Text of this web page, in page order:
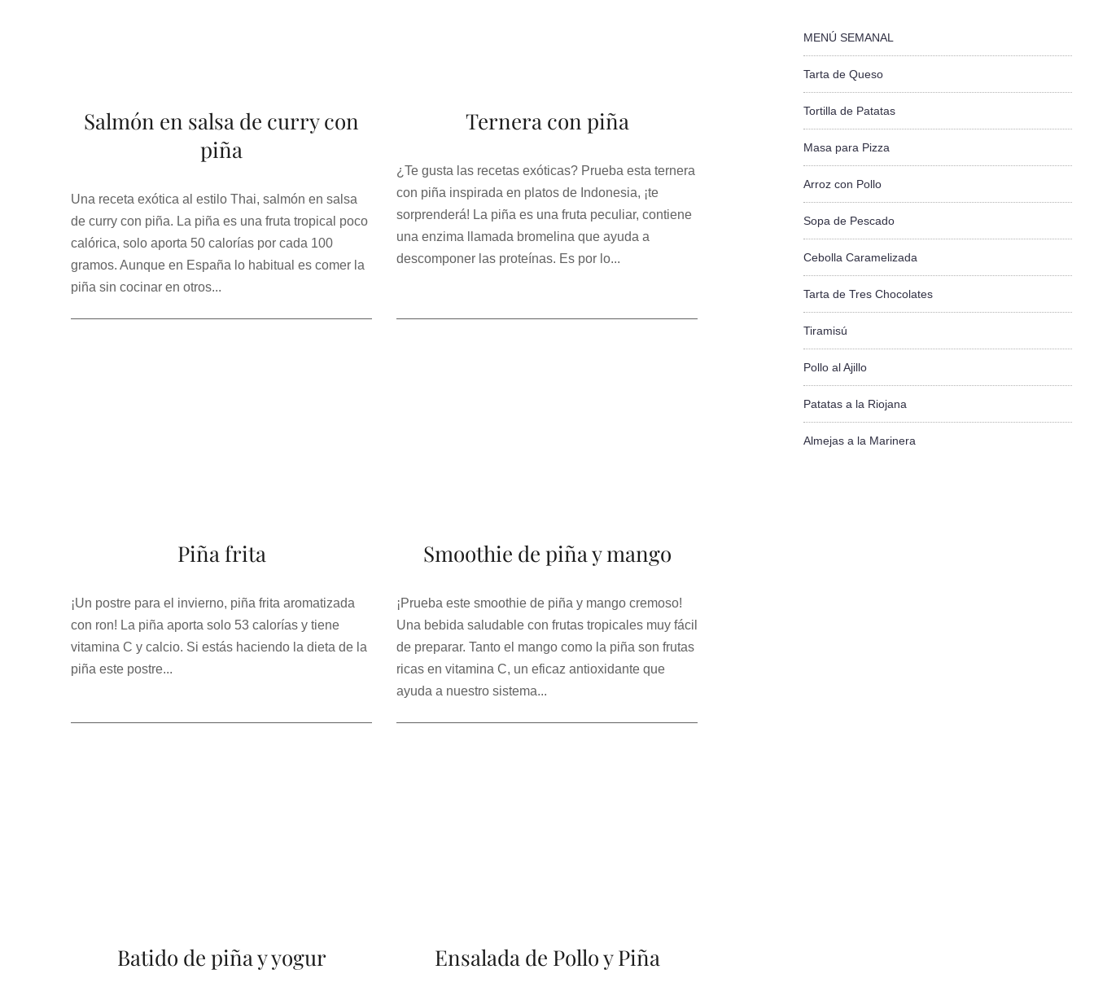
Salmón en salsa de curry con
piña
Una receta exótica al estilo Thai, salmón en salsa
de curry con piña. La piña es una fruta tropical poco
calórica, solo aporta 50 calorías por cada 100
gramos. Aunque en España lo habitual es comer la
piña sin cocinar en otros...
Ternera con piña
¿Te gusta las recetas exóticas? Prueba esta ternera
con piña inspirada en platos de Indonesia, ¡te
sorprenderá! La piña es una fruta peculiar, contiene
una enzima llamada bromelina que ayuda a
descomponer las proteínas. Es por lo...
Piña frita
¡Un postre para el invierno, piña frita aromatizada
con ron! La piña aporta solo 53 calorías y tiene
vitamina C y calcio. Si estás haciendo la dieta de la
piña este postre...
Smoothie de piña y mango
¡Prueba este smoothie de piña y mango cremoso!
Una bebida saludable con frutas tropicales muy fácil
de preparar. Tanto el mango como la piña son frutas
ricas en vitamina C, un eficaz antioxidante que
ayuda a nuestro sistema...
Batido de piña y yogur Ensalada de Pollo y Piña
MENÚ SEMANAL
Tarta de Queso
Tortilla de Patatas
Masa para Pizza
Arroz con Pollo
Sopa de Pescado
Cebolla Caramelizada
Tarta de Tres Chocolates
Tiramisú
Pollo al Ajillo
Patatas a la Riojana
Almejas a la Marinera